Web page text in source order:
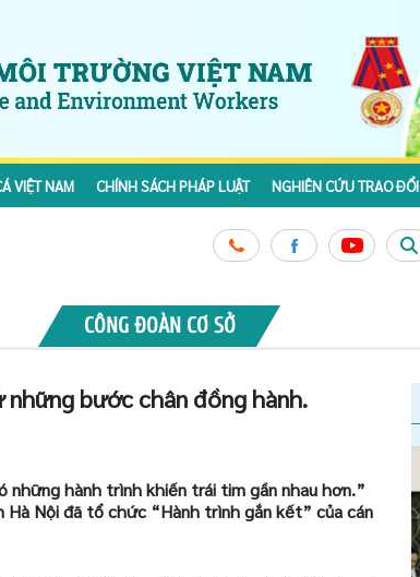
VIỆT NAM CHÍNH SÁCH PHÁP LUẬT NGHIÊN CỨU TRAO ĐỔI
CÔNG ĐOÀN CƠ SỞ
bước chân đồng hành.
những hành trình khiến trái tim gần nhau hơn.”
Nội đã tổ chức “Hành trình gắn kết” của cán